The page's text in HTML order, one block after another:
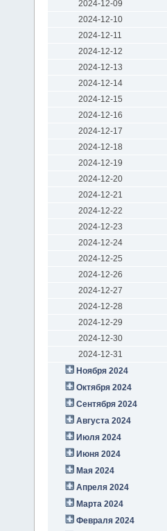
2024-12-09
2024-12-10
2024-12-11
2024-12-12
2024-12-13
2024-12-14
2024-12-15
2024-12-16
2024-12-17
2024-12-18
2024-12-19
2024-12-20
2024-12-21
2024-12-22
2024-12-23
2024-12-24
2024-12-25
2024-12-26
2024-12-27
2024-12-28
2024-12-29
2024-12-30
2024-12-31
Ноября 2024
Октября 2024
Сентября 2024
Августа 2024
Июля 2024
Июня 2024
Мая 2024
Апреля 2024
Марта 2024
Февраля 2024